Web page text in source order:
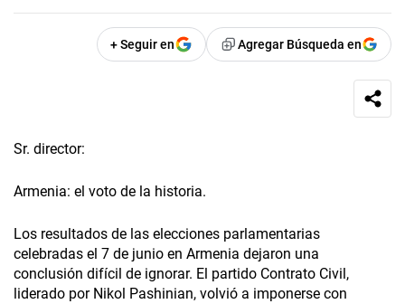
+ Seguir en Agregar Búsqueda en
Sr. director:
Armenia: el voto de la historia.
Los resultados de las elecciones parlamentarias
celebradas el 7 de junio en Armenia dejaron una
conclusión difícil de ignorar. El partido Contrato Civil,
liderado por Nikol Pashinian, volvió a imponerse con